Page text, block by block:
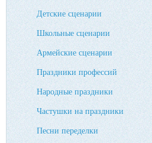
Детские сценарии
Школьные сценарии
Армейские сценарии
Праздники профессий
Народные праздники
Частушки на праздники
Песни переделки